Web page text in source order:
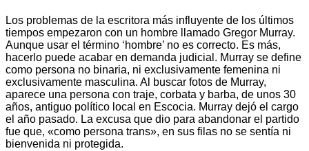
Los problemas de la escritora más influyente de los últimos
tiempos empezaron con un hombre llamado Gregor Murray.
Aunque usar el término ‘hombre’ no es correcto. Es más,
hacerlo puede acabar en demanda judicial. Murray se define
como persona no binaria, ni exclusivamente femenina ni
exclusivamente masculina. Al buscar fotos de Murray,
aparece una persona con traje, corbata y barba, de unos 30
años, antiguo político local en Escocia. Murray dejó el cargo
el año pasado. La excusa que dio para abandonar el partido
fue que, «como persona trans», en sus filas no se sentía ni
bienvenida ni protegida.